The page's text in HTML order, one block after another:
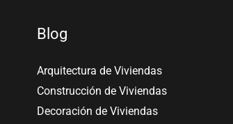
Blog
Arquitectura de Viviendas
Construcción de Viviendas
Decoración de Viviendas